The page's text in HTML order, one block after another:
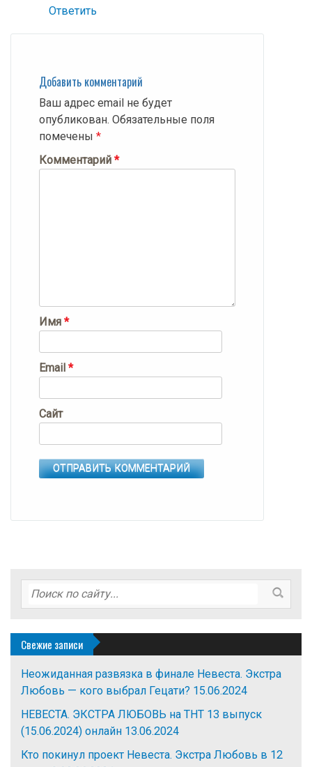
Ответить
Добавить комментарий
Ваш адрес email не будет
опубликован. Обязательные поля
помечены *
Комментарий *
Имя *
Email *
Сайт
Свежие записи
Неожиданная развязка в финале Невеста. Экстра
Любовь — кого выбрал Гецати? 15.06.2024
НЕВЕСТА. ЭКСТРА ЛЮБОВЬ на ТНТ 13 выпуск
(15.06.2024) онлайн 13.06.2024
Кто покинул проект Невеста. Экстра Любовь в 12